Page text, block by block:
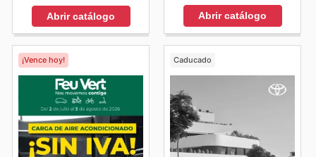
Abrir catálogo Abrir catálogo
¡Vence hoy! Caducado